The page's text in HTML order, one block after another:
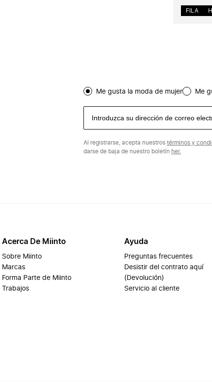
FILA
Me gusta la moda de mujer Me
Al registrarse, acepta nuestros términos y
darse de baja de nuestro boletín her.
Acerca De Miinto
Sobre Miinto
Marcas
Forma Parte de Miinto
Trabajos
Ayuda
Preguntas frecuentes
Desistir del contrato aquí
(Devolución)
Servicio al cliente